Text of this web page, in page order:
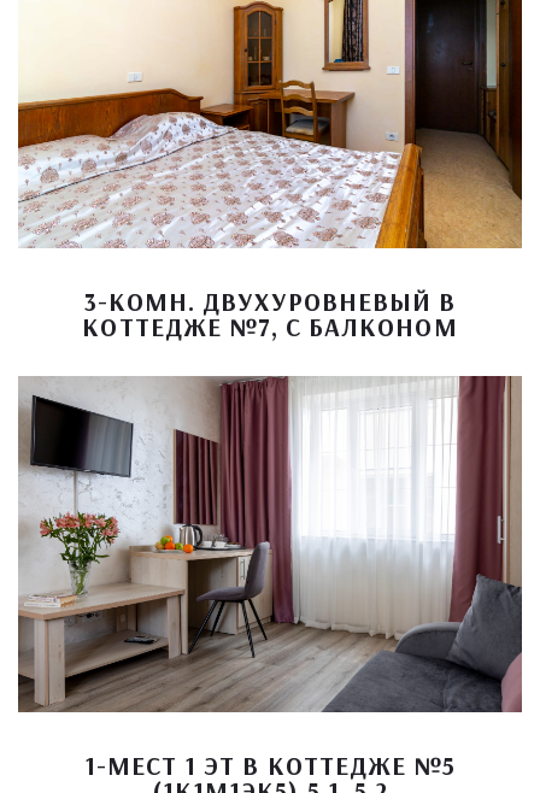
3-КОМН. ДВУХУРОВНЕВЫЙ В
КОТТЕДЖЕ №7, С БАЛКОНОМ
1-МЕСТ 1 ЭТ В КОТТЕДЖЕ №5